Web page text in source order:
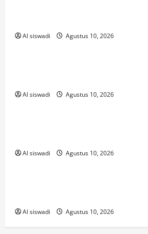
Al siswadi Agustus 10, 2026
Uncategorized
Al siswadi Agustus 10, 2026
Uncategorized
Al siswadi Agustus 10, 2026
Uncategorized
Al siswadi Agustus 10, 2026